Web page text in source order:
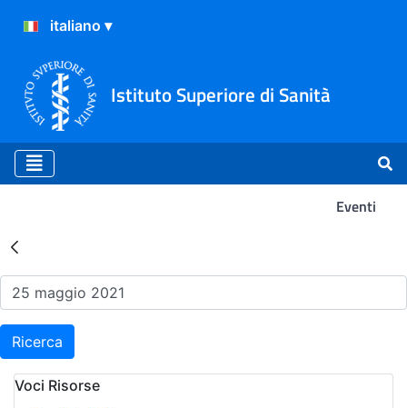
Istituto Superiore di Sanità
Eventi
Risultati della Ricerca -
Ricerca
Voci Risorse